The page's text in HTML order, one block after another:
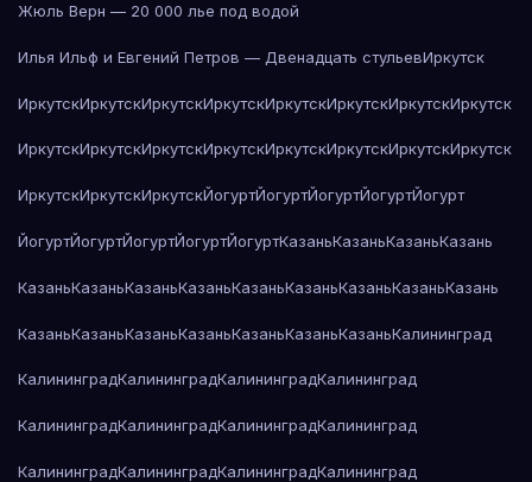
Жюль Верн — 20 000 лье под водой
Илья Ильф и Евгений Петров — Двенадцать стульевИркутск
ИркутскИркутскИркутскИркутскИркутскИркутскИркутскИркутск
ИркутскИркутскИркутскИркутскИркутскИркутскИркутскИркутск
ИркутскИркутскИркутскЙогуртЙогуртЙогуртЙогуртЙогурт
ЙогуртЙогуртЙогуртЙогуртЙогуртКазаньКазаньКазаньКазань
КазаньКазаньКазаньКазаньКазаньКазаньКазаньКазаньКазань
КазаньКазаньКазаньКазаньКазаньКазаньКазаньКалининград
КалининградКалининградКалининградКалининград
КалининградКалининградКалининградКалининград
КалининградКалининградКалининградКалининград